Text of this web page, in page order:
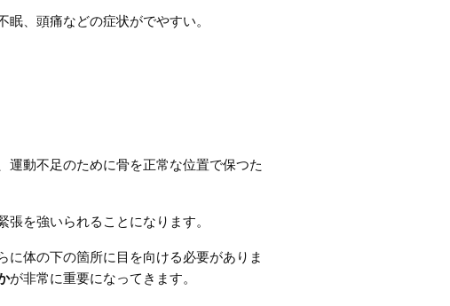
、頭痛などの症状がでやすい。
運動不足のために骨を正常な位置で保つた
を強いられることになります。
体の下の箇所に目を向ける必要がありま
が非常に重要になってきます。